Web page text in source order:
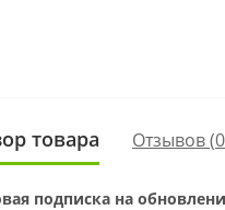
товара Отзывов (0
подписка на